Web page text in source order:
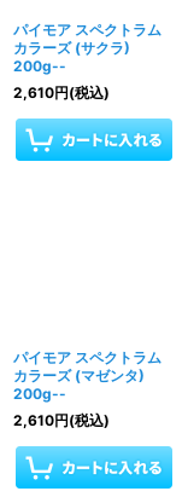
パイモア スペクトラム
カラーズ (サクラ)
200g--
2,610円(税込)
パイモア スペクトラム
カラーズ (マゼンタ)
200g--
2,610円(税込)